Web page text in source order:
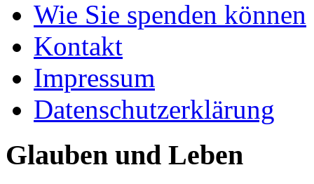
Wie Sie spenden können
Kontakt
Impressum
Datenschutzerklärung
Glauben und Leben